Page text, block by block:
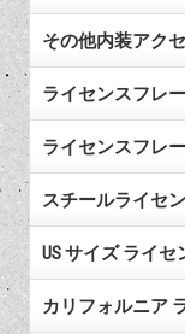
その他内装アク
ライセンスフレ
ライセンスフレ
スチールライセ
US サイズ ライ
カリフォルニア